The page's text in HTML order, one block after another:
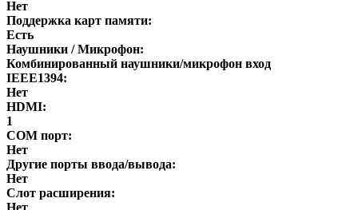
Нет
Поддержка карт памяти:
Есть
Наушники / Микрофон:
Комбинированный наушники/микрофон вход
IEEE1394:
Нет
HDMI:
1
COM порт:
Нет
Другие порты ввода/вывода:
Нет
Слот расширения:
Нет